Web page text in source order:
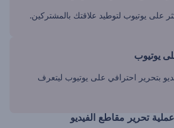
على يوتيوب لتوطيد علاقتك بالمشتركين.
يوتيوب
بتحرير احترافي على يوتيوب ليتعرف
تحرير مقاطع الفيديو